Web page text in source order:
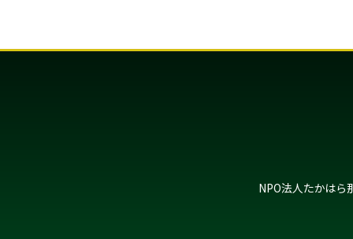
NPO法人たかはら